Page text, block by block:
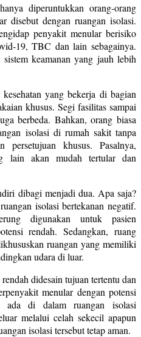
diperuntukkan orang-orang
disebut dengan ruangan isolasi.
penyakit menular berisiko
19, TBC dan lain sebagainya.
keamanan yang jauh lebih
yang bekerja di bagian
khusus. Segi fasilitas sampai
berbeda. Bahkan, orang biasa
isolasi di rumah sakit tanpa
persetujuan khusus. Pasalnya,
lain akan mudah tertular dan
dibagi menjadi dua. Apa saja?
isolasi bertekanan negatif.
digunakan untuk pasien
rendah. Sedangkan, ruang
ruangan yang memiliki
udara di luar.
didesain tujuan tertentu dan
menular dengan potensi
ada di dalam ruangan isolasi
melalui celah sekecil apapun
isolasi tersebut tetap aman.